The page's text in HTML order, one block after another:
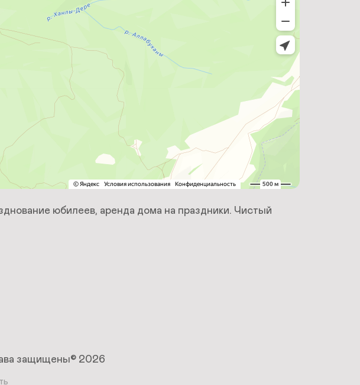
юбилеев, аренда дома на праздники. Чистый
защищены© 2026